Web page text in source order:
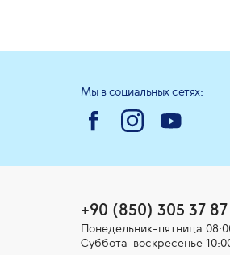
Мы в социальных сетях:
+90 (850) 305 37 87
Понедельник-пятница
Суббота-воскресенье